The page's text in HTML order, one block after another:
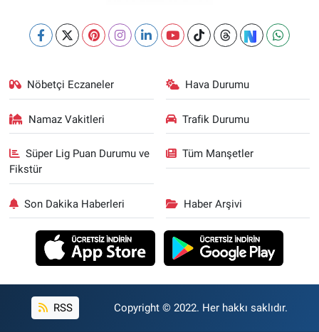
Nöbetçi Eczaneler Hava Durumu
Namaz Vakitleri Trafik Durumu
Süper Lig Puan Durumu ve
Fikstür
Tüm Manşetler
Son Dakika Haberleri Haber Arşivi
RSS Copyright © 2022. Her hakkı saklıdır.